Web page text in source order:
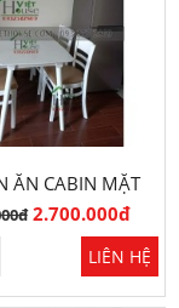
ĂN CABIN MẶT
CAO CẤP
2.700.000đ
LIÊN HỆ